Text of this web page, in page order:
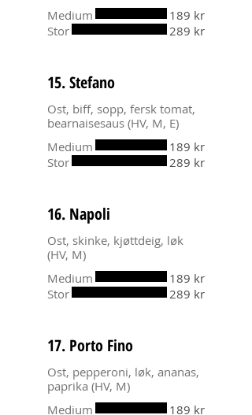
Medium
189 kr
Stor
289 kr
15. Stefano
Ost, biff, sopp, fersk tomat,
bearnaisesaus (HV, M, E)
Medium
189 kr
Stor
289 kr
16. Napoli
Ost, skinke, kjøttdeig, løk
(HV, M)
Medium
189 kr
Stor
289 kr
17. Porto Fino
Ost, pepperoni, løk, ananas,
paprika (HV, M)
Medium
189 kr